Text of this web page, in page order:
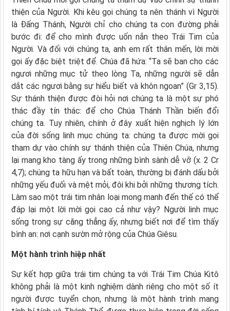
thiện của Người. Khi kêu gọi chúng ta nên thánh vì Người
là Đấng Thánh, Người chỉ cho chúng ta con đường phải
bước đi: để cho mình được uốn nắn theo Trái Tim của
Người. Và đối với chúng ta, anh em rất thân mến, lời mời
gọi ấy đặc biệt triệt để. Chúa đã hứa: “Ta sẽ ban cho các
ngươi những mục tử theo lòng Ta, những người sẽ dẫn
dắt các ngươi bằng sự hiểu biết và khôn ngoan” (Gr 3,15).
Sự thánh thiện được đòi hỏi nơi chúng ta là một sự phó
thác đầy tín thác: để cho Chúa Thánh Thần biến đổi
chúng ta. Tuy nhiên, chính ở đây xuất hiện nghịch lý lớn
của đời sống linh mục chúng ta: chúng ta được mời gọi
tham dự vào chính sự thánh thiện của Thiên Chúa, nhưng
lại mang kho tàng ấy trong những bình sành dễ vỡ (x. 2 Cr
4,7); chúng ta hữu hạn và bất toàn, thường bị đánh dấu bởi
những yếu đuối và mệt mỏi, đôi khi bởi những thương tích.
Làm sao một trái tim nhân loại mong manh đến thế có thể
đáp lại một lời mời gọi cao cả như vậy? Người linh mục
sống trong sự căng thẳng ấy, nhưng biết nơi để tìm thấy
bình an: nơi cạnh sườn mở rộng của Chúa Giêsu.
Một hành trình hiệp nhất
Sự kết hợp giữa trái tim chúng ta với Trái Tim Chúa Kitô
không phải là một kinh nghiệm dành riêng cho một số ít
người được tuyển chọn, nhưng là một hành trình mang